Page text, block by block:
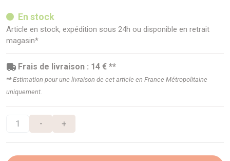
En stock
Article en stock, expédition sous 24h ou disponible en retrait
magasin*
Frais de livraison : 14 € **
** Estimation pour une livraison de cet article en France Métropolitaine
uniquement.
- +